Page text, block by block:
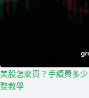
美股怎麼買？手續費多
整教學